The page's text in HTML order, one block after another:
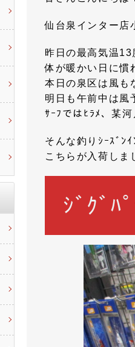
仙台泉インター店
昨日の最高気温
体が暖かい日に慣
本日の泉区は風も
明日も午前中は風
ｻｰﾌではﾋﾗﾒ、某
そんな釣りｼｰｽﾞﾝｲ
こちらが入荷しま
ｼﾞｸﾞﾊ